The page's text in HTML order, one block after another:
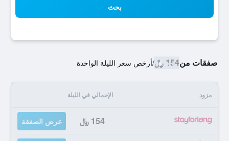
بحث
صفقات من154 ﷼ /أرخص سعر الليلة الواحدة
مزود الإجمالي في الليلة
154 ﷼ عرض الصفقة